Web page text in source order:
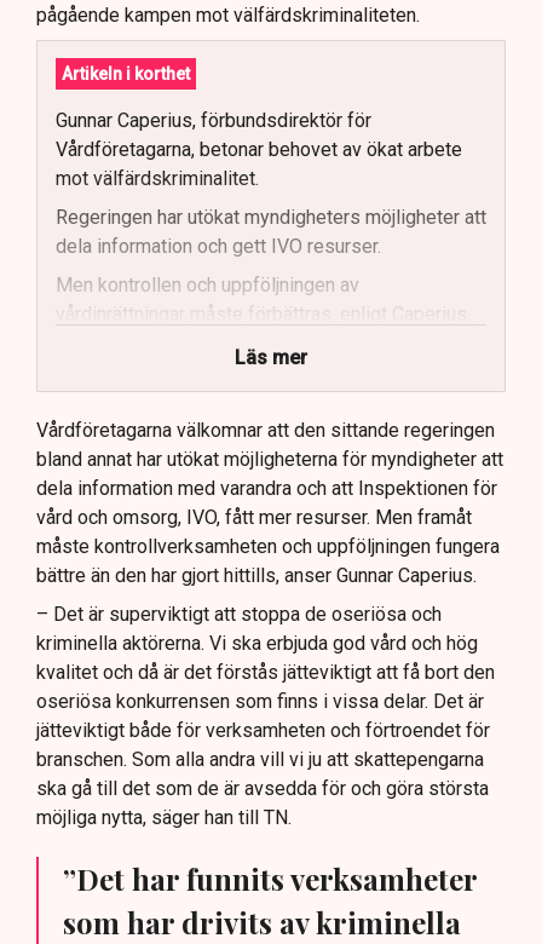
pågående kampen mot välfärdskriminaliteten.
Artikeln i korthet
Gunnar Caperius, förbundsdirektör för
Vårdföretagarna, betonar behovet av ökat arbete
mot välfärdskriminalitet.
Regeringen har utökat myndigheters möjligheter att
dela information och gett IVO resurser.
Men kontrollen och uppföljningen av
vårdinrättningar måste förbättras, enligt Caperius.
Vårdföretagarna vill se skärpta
Stockholms stad ses som ett gott exempel när det
kommer till effektiv kontroll av vårdinrättningar.
Framtida lagstiftning bör möjliggöra kontinuerlig
kontroll av anställda inom vården, anser
Vårdföretagarna.
Läs mer
Vårdföretagarna välkomnar att den sittande regeringen
bland annat har utökat möjligheterna för myndigheter att
dela information med varandra och att Inspektionen för
vård och omsorg, IVO, fått mer resurser. Men framåt
måste kontrollverksamheten och uppföljningen fungera
bättre än den har gjort hittills, anser Gunnar Caperius.
– Det är superviktigt att stoppa de oseriösa och
kriminella aktörerna. Vi ska erbjuda god vård och hög
kvalitet och då är det förstås jätteviktigt att få bort den
oseriösa konkurrensen som finns i vissa delar. Det är
jätteviktigt både för verksamheten och förtroendet för
branschen. Som alla andra vill vi ju att skattepengarna
ska gå till det som de är avsedda för och göra största
möjliga nytta, säger han till TN.
”Det har funnits verksamheter
som har drivits av kriminella